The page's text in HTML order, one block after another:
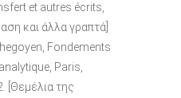
et autres écrits,
και άλλα γραπτά]
Fondements
Paris,
[Θεμέλια της